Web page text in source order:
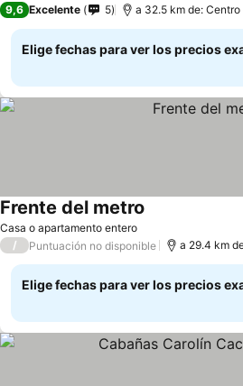
9,6 Excelente 5 a 32.5 km de:
Elige fechas para ver los precios
Casa o apartamento entero
Frente del metro
/ Puntuación no disponible a 29.4 km
Elige fechas para ver los precios